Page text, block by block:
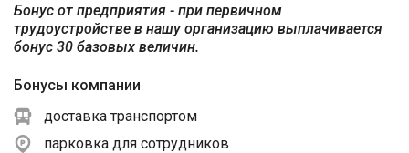
Бонус от предприятия - при первичном
трудоустройстве в нашу организацию выплачивается
бонус 30 базовых величин.
Бонусы компании
доставка транспортом
парковка для сотрудников